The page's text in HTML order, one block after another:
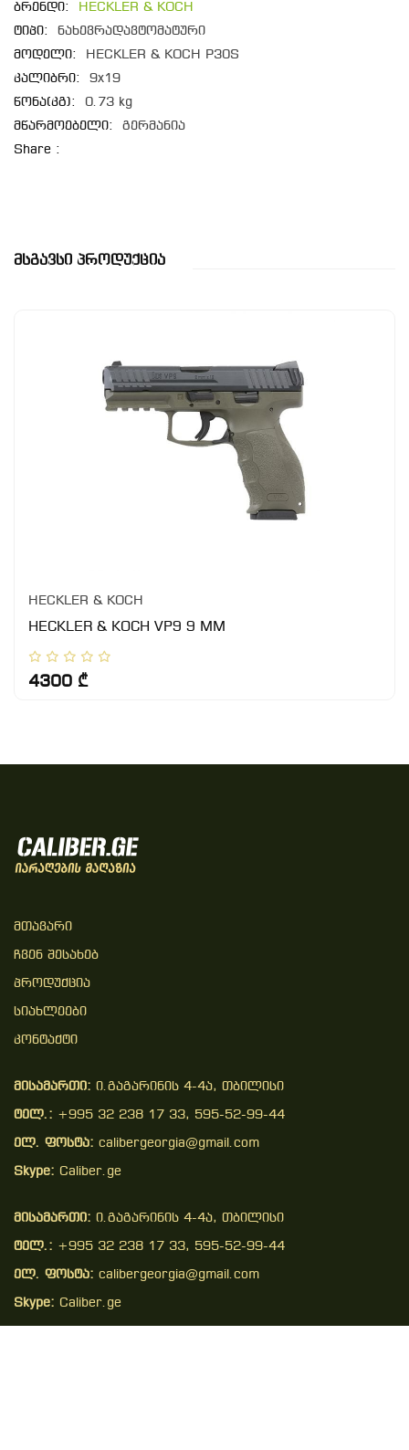
ბრენდი:
HECKLER & KOCH
ტიპი:
ნახევრადავტომატური
მოდელი:
HECKLER & KOCH P30S
კალიბრი:
9x19
წონა(კგ):
0.73 kg
მწარმოებელი:
გერმანია
Share :
Მსგავსი Პროდუქცია
HECKLER & KOCH
HECKLER & KOCH VP9 9 MM
4300 ₾
Მთავარი
Ჩვენ Შესახებ
Პროდუქცია
Სიახლეები
Კონტაქტი
მისამართი: ი.გაგარინის 4-4ა, თბილისი
ტელ.: +995 32 238 17 33, 595-52-99-44
ელ. ფოსტა: calibergeorgia@gmail.com
Skype: Caliber.ge
მისამართი: ი.გაგარინის 4-4ა, თბილისი
ტელ.: +995 32 238 17 33, 595-52-99-44
ელ. ფოსტა: calibergeorgia@gmail.com
Skype: Caliber.ge